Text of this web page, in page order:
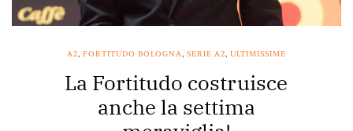
A2, FORTITUDO BOLOGNA, SERIE A2, ULTIMISSIME
La Fortitudo costruisce
anche la settima